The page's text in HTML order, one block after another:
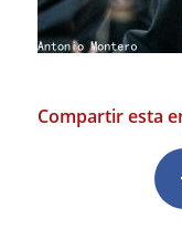
Compartir esta